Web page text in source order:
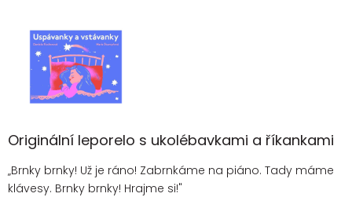
Originální leporelo s ukolébavkami a říkankami
„Brnky brnky! Už je ráno! Zabrnkáme na piáno. Tady máme
klávesy. Brnky brnky! Hrajme si!"